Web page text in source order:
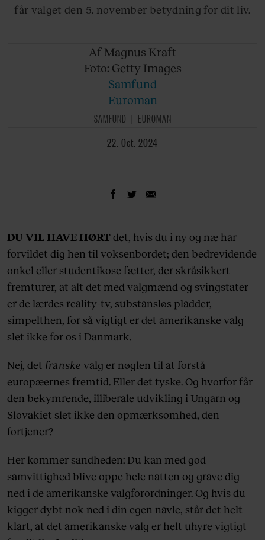
får valget den 5. november betydning for dit liv.
Af Magnus Kraft
Foto: Getty Images
Samfund
Euroman
SAMFUND
EUROMAN
22. Oct. 2024
DU VIL HAVE HØRTdet, hvis du i ny og næ har
forvildet dig hen til voksenbordet; den bedrevidende
onkel eller studentikose fætter, der skråsikkert
fremturer, at alt det med valgmænd og svingstater
er de lærdes reality-tv, substansløs pladder,
simpelthen, for så vigtigt er det amerikanske valg
slet ikke for os i Danmark.
Nej, det franske valg er nøglen til at forstå
europæernes fremtid. Eller det tyske. Og hvorfor får
den bekymrende, illiberale udvikling i Ungarn og
Slovakiet slet ikke den opmærksomhed, den
fortjener?
Her kommer sandheden: Du kan med god
samvittighed blive oppe hele natten og grave dig
ned i de amerikanske valgforordninger. Og hvis du
kigger dybt nok ned i din egen navle, står det helt
klart, at det amerikanske valg er helt uhyre vigtigt